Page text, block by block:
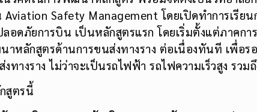
นวคิดในการพัฒนาหลักสูตร พร้อมจัดตั้งเป็นวิทยาลัย
Safety Management โดยเปิดทำการเรียน
ลอดภัยการบิน เป็นหลักสูตรแรก โดยเริ่มตั้งแต่ภาคกา
าหลักสูตรด้านการขนส่งทางราง ต่อเนื่องทันที เพื่อรอ
ทางราง ไม่ว่าจะเป็นรถไฟฟ้า รถไฟความเร็วสูง รวม
สูตรนี้